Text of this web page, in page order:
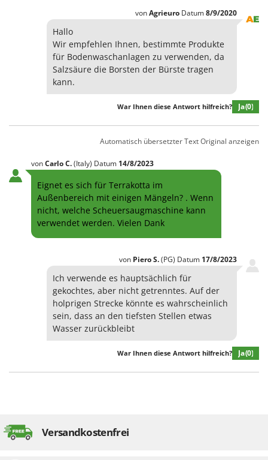
vonAgrieuro Datum8/9/2020
Hallo
Wir empfehlen Ihnen, bestimmte Produkte
für Bodenwaschanlagen zu verwenden, da
Salzsäure die Borsten der Bürste tragen
kann.
War Ihnen diese Antwort hilfreich? Ja(0)
Automatisch übersetzter TextOriginal anzeigen
vonCarloC.(Italy) Datum 14/8/2023
Eignet es sich für Terrakotta im
Außenbereich mit einigen Mängeln? . Wenn
nicht, welche Scheuersaugmaschine kann
verwendet werden. Vielen Dank
von PieroS.(PG) Datum 17/8/2023
Ich verwende es hauptsächlich für
gekochtes, aber nicht getrenntes. Auf der
holprigen Strecke könnte es wahrscheinlich
sein, dass an den tiefsten Stellen etwas
Wasser zurückbleibt
War Ihnen diese Antwort hilfreich? Ja(0)
Versandkostenfrei